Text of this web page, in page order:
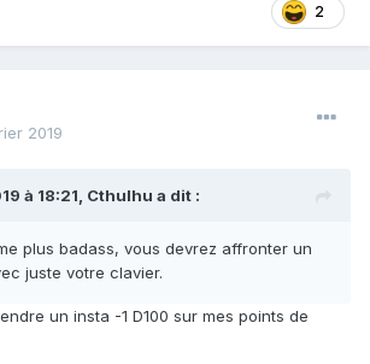
2
2019
à 18:21, Cthulhu a dit :
plus badass, vous devrez affronter un
juste votre clavier.
un insta -1 D100 sur mes points de